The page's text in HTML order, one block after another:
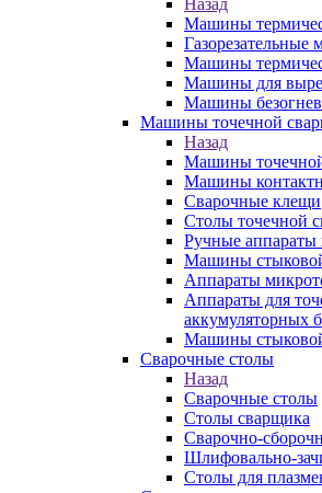
Назад
Машины
Газорезательные
Машины
Машины для
Машины
Машины точечной
Назад
Машины
Машины
Сварочные клещи
Столы точечной
Ручные аппараты
Машины
Аппараты
Аппараты для
аккумуляторных
Машины
Сварочные столы
Назад
Сварочные столы
Столы сварщика
Сварочно-
Шлифовально-
Столы для